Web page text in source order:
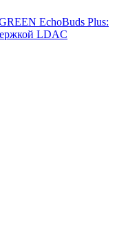
EchoBuds Plus:
LDAC